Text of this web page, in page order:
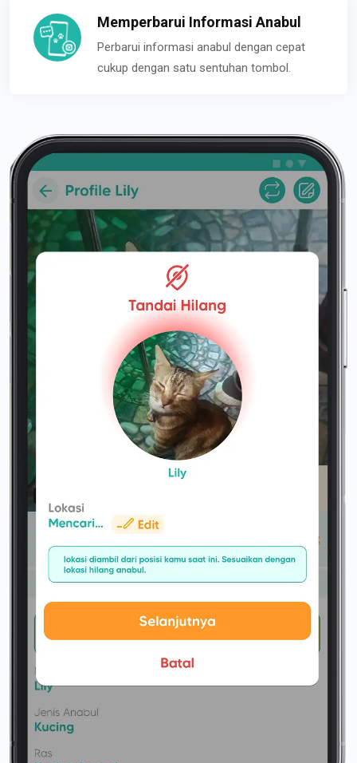
Memperbarui Informasi Anabul
Perbarui informasi anabul dengan cepat
cukup dengan satu sentuhan tombol.